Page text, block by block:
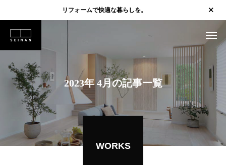
リフォームで快適な暮らしを。
2023年 4月の記事一覧
WORKS